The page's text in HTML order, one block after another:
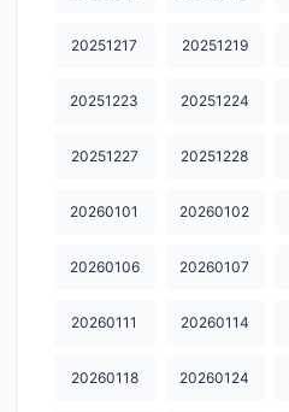
20251217 20251219
20251223 20251224
20251227 20251228
20260101 20260102
20260106 20260107
20260111 20260114
20260118 20260124